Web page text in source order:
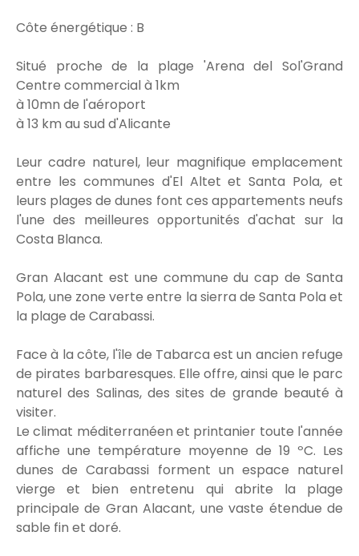
Côte énergétique : B
Situé proche de la plage 'Arena del Sol'Grand
Centre commercial à 1km
à 10mn de l'aéroport
à 13 km au sud d'Alicante
Leur cadre naturel, leur magnifique emplacement
entre les communes d'El Altet et Santa Pola, et
leurs plages de dunes font ces appartements neufs
l'une des meilleures opportunités d'achat sur la
Costa Blanca.
Gran Alacant est une commune du cap de Santa
Pola, une zone verte entre la sierra de Santa Pola et
la plage de Carabassi.
Face à la côte, l'île de Tabarca est un ancien refuge
de pirates barbaresques. Elle offre, ainsi que le parc
naturel des Salinas, des sites de grande beauté à
visiter.
Le climat méditerranéen et printanier toute l'année
affiche une température moyenne de 19 ºC. Les
dunes de Carabassi forment un espace naturel
vierge et bien entretenu qui abrite la plage
principale de Gran Alacant, une vaste étendue de
sable fin et doré.